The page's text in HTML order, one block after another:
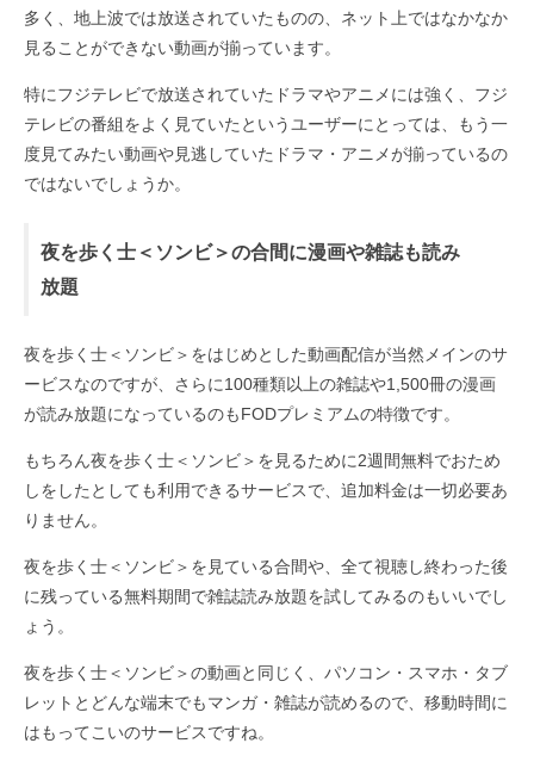
多く、地上波では放送されていたものの、ネット上ではなかなか
見ることができない動画が揃っています。
特にフジテレビで放送されていたドラマやアニメには強く、フジ
テレビの番組をよく見ていたというユーザーにとっては、もう一
度見てみたい動画や見逃していたドラマ・アニメが揃っているの
ではないでしょうか。
夜を歩く士＜ソンビ＞の合間に漫画や雑誌も読み
放題
夜を歩く士＜ソンビ＞をはじめとした動画配信が当然メインのサ
ービスなのですが、さらに100種類以上の雑誌や1,500冊の漫画
が読み放題になっているのもFODプレミアムの特徴です。
もちろん夜を歩く士＜ソンビ＞を見るために2週間無料でおため
しをしたとしても利用できるサービスで、追加料金は一切必要あ
りません。
夜を歩く士＜ソンビ＞を見ている合間や、全て視聴し終わった後
に残っている無料期間で雑誌読み放題を試してみるのもいいでし
ょう。
夜を歩く士＜ソンビ＞の動画と同じく、パソコン・スマホ・タブ
レットとどんな端末でもマンガ・雑誌が読めるので、移動時間に
はもってこいのサービスですね。